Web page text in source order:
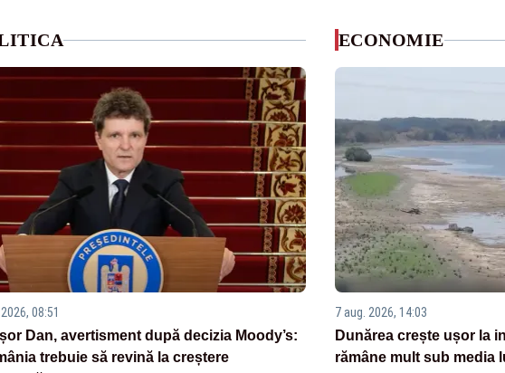
08:51
Dan, avertisment după decizia Moody’s:
trebuie să revină la creștere
ECONOMIE
7 aug. 2026, 14:03
Dunărea crește ușor la
rămâne mult sub media